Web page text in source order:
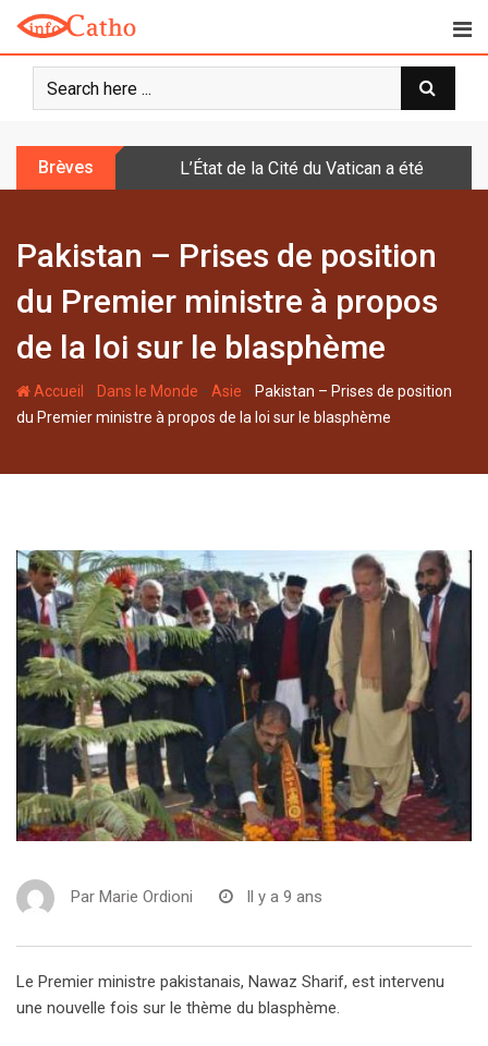
o
Brèves L’État de la Cité du Vatican a été doté
Pakistan – Prises de position
du Premier ministre à propos
de la loi sur le blasphème
Accueil - Dans le Monde -Asie - Pakistan – Prises de position
du Premier ministre à propos de la loi sur le blasphème
Par Marie Ordioni Il y a 9 ans
Le Premier ministre pakistanais, Nawaz Sharif, est intervenu
une nouvelle fois sur le thème du blasphème.